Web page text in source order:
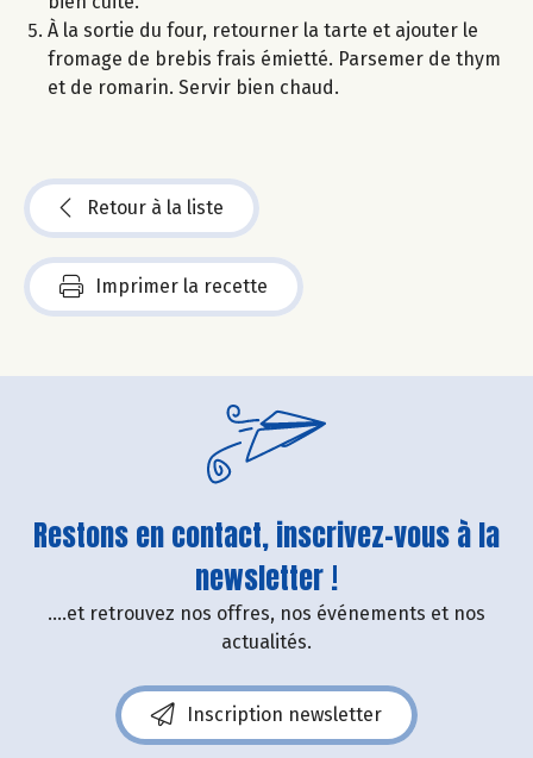
À la sortie du four, retourner la tarte et ajouter le
fromage de brebis frais émietté. Parsemer de thym
et de romarin. Servir bien chaud.
Retour à la liste
Imprimer la recette
Restons en contact, inscrivez-vous à la
newsletter !
....et retrouvez nos offres, nos événements et nos
actualités.
Inscription newsletter